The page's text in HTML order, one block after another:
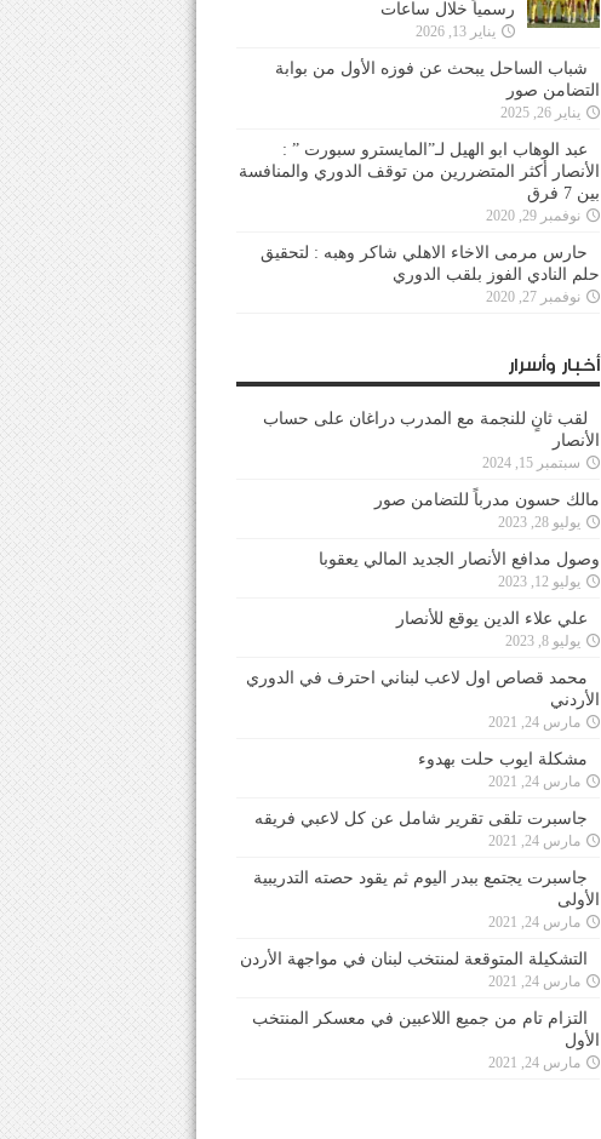
رسمياً خلال ساعات
يناير 13, 2026
شباب الساحل يبحث عن فوزه الأول من بوابة
التضامن صور
يناير 26, 2025
عبد الوهاب ابو الهيل لـ”المايسترو سبورت ” :
الأنصار أكثر المتضررين من توقف الدوري والمنافسة
بين 7 فرق
نوفمبر 29, 2020
حارس مرمى الاخاء الاهلي شاكر وهبه : لتحقيق
حلم النادي الفوز بلقب الدوري
نوفمبر 27, 2020
أخبار وأسرار
لقب ثانٍ للنجمة مع المدرب دراغان على حساب
الأنصار
سبتمبر 15, 2024
مالك حسون مدرباً للتضامن صور
يوليو 28, 2023
وصول مدافع الأنصار الجديد المالي يعقوبا
يوليو 12, 2023
علي علاء الدين يوقع للأنصار
يوليو 8, 2023
محمد قصاص اول لاعب لبناني احترف في الدوري
الأردني
مارس 24, 2021
مشكلة ايوب حلت بهدوء
مارس 24, 2021
جاسبرت تلقى تقرير شامل عن كل لاعبي فريقه
مارس 24, 2021
جاسبرت يجتمع ببدر اليوم ثم يقود حصته التدريبية
الأولى
مارس 24, 2021
التشكيلة المتوقعة لمنتخب لبنان في مواجهة الأردن
مارس 24, 2021
التزام تام من جميع اللاعبين في معسكر المنتخب
الأول
مارس 24, 2021